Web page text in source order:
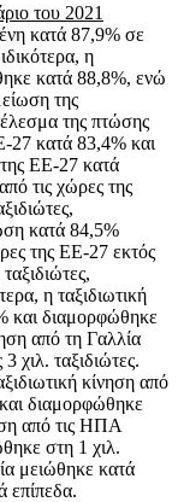
του 2021
κατά 87,9% σε
η
κατά 88,8%, ενώ
της
της πτώσης
27 κατά 83,4% και
της ΕΕ-27 κατά
τις χώρες της
κατά 84,5%
της ΕΕ-27 εκτός
η ταξιδιωτική
και διαμορφώθηκε
από τη Γαλλία
χιλ. ταξιδιώτες.
κίνηση από
διαμορφώθηκε
από τις ΗΠΑ
στη 1 χιλ.
μειώθηκε κατά
επίπεδα.